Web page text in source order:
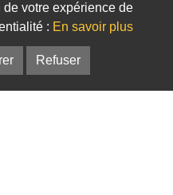
Bagues de centrage
de votre expérience de
: En savoir plus
Refuser